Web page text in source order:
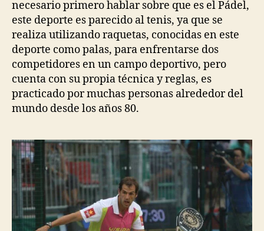
necesario primero hablar sobre que es el Pádel,
este deporte es parecido al tenis, ya que se
realiza utilizando raquetas, conocidas en este
deporte como palas, para enfrentarse dos
competidores en un campo deportivo, pero
cuenta con su propia técnica y reglas, es
practicado por muchas personas alrededor del
mundo desde los años 80.